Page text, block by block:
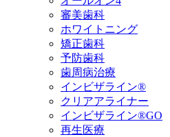
審美歯科
ホワイトニング
矯正歯科
予防歯科
歯周病治療
インビザライン®
クリアアライナー
インビザライン®GO
再生医療